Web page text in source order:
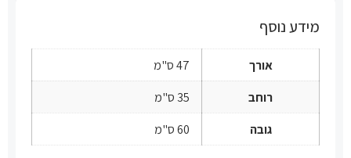
מידע נוסף
אורך
47 ס"מ
רוחב
35 ס"מ
גובה
60 ס"מ